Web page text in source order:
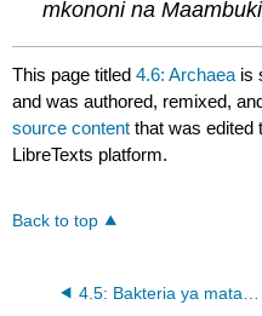
mkononi na
This page titled4.6: Archaea is
and was authored, remixed,
source content that was edited
LibreTexts platform.
Back to top